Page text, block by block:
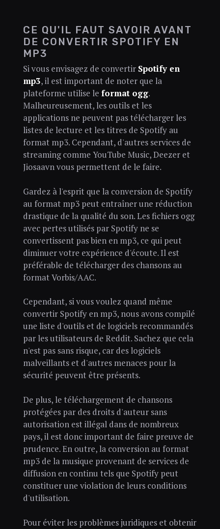
CE QU'IL FAUT SAVOIR AVANT
DE CONVERTIR SPOTIFY EN
MP3
Si vous envisagez de convertir Spotify en
mp3, il est important de noter que la
plateforme utilise le format ogg.
Malheureusement, les outils et les
applications ne peuvent pas télécharger les
listes de lecture et les titres de Spotify au
format mp3. Cependant, d'autres services de
streaming comme YouTube Music, Deezer et
Jiosaavn vous permettent de le faire.
Gardez à l'esprit que la conversion de Spotify
au format mp3 peut entraîner une réduction
drastique de la qualité du son. Les fichiers ogg
avec pertes utilisés par Spotify ne se
convertissent pas bien en mp3, ce qui peut
diminuer votre expérience d'écoute. Il est
préférable de télécharger des chansons au
format Vorbis/AAC.
Cependant, si vous voulez quand même
convertir Spotify en mp3, nous avons compilé
une liste d'outils et de logiciels recommandés
par les utilisateurs de Reddit. Sachez que cela
n'est pas sans risque, car des logiciels
malveillants et d'autres menaces pour la
sécurité peuvent être présents.
De plus, le téléchargement de chansons
protégées par des droits d'auteur sans
autorisation est illégal dans de nombreux
pays, il est donc important de faire preuve de
prudence. En outre, la conversion au format
mp3 de la musique provenant de services de
diffusion en continu tels que Spotify peut
constituer une violation de leurs conditions
d'utilisation.
Pour éviter les problèmes juridiques et obtenir